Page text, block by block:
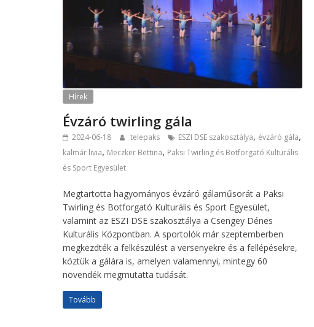
Hírek
Évzáró twirling gála
2024-06-18 telepaks ESZI DSE szakosztálya, évzáró gála,
kalmár livia, Meczker Bettina, Paksi Twirling és Botforgató Kulturális
és Sport Egyesület
Megtartotta hagyományos évzáró gálaműsorát a Paksi
Twirling és Botforgató Kulturális és Sport Egyesület,
valamint az ESZI DSE szakosztálya a Csengey Dénes
Kulturális Központban. A sportolók már szeptemberben
megkezdték a felkészülést a versenyekre és a fellépésekre,
köztük a gálára is, amelyen valamennyi, mintegy 60
növendék megmutatta tudását.
Tovább